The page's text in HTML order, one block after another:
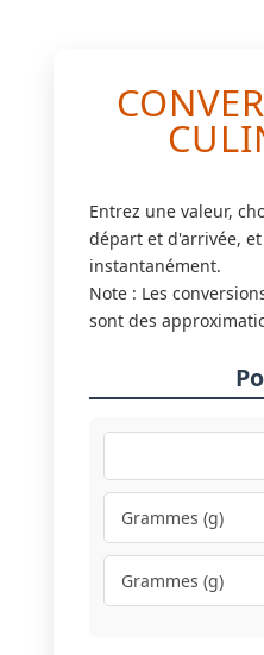
Entrez une valeur,
départ et d'arrivée,
instantanément.
Note : Les
sont des